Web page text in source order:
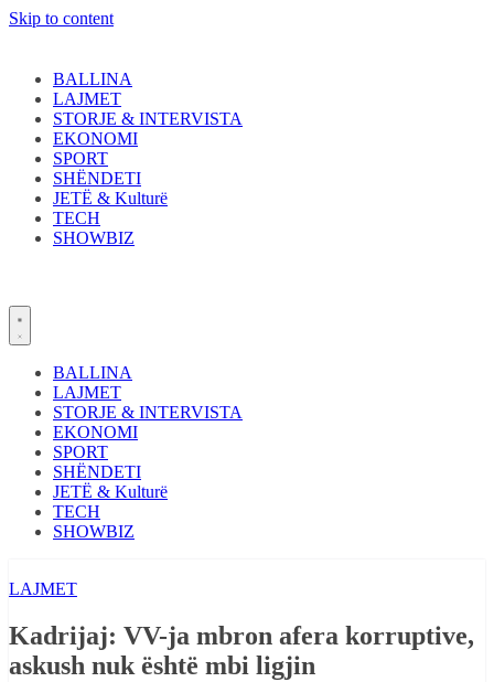
Skip to content
BALLINA
LAJMET
STORJE & INTERVISTA
EKONOMI
SPORT
SHËNDETI
JETË & Kulturë
TECH
SHOWBIZ
BALLINA
LAJMET
STORJE & INTERVISTA
EKONOMI
SPORT
SHËNDETI
JETË & Kulturë
TECH
SHOWBIZ
LAJMET
Kadrijaj: VV-ja mbron afera korruptive,
askush nuk është mbi ligjin